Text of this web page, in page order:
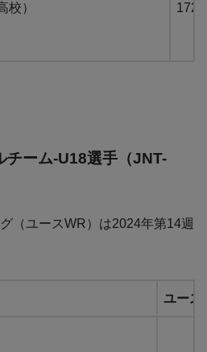
校） 172
チーム-U18選手（JNT-
（ユースWR）は2024年第14週
ユース